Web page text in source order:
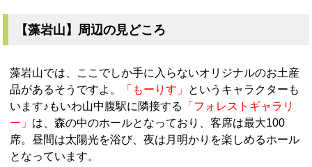
【藻岩山】周辺の見どころ
藻岩山では、ここでしか手に入らないオリジナルのお土産
品があるそうですよ。
「もーりす」 というキャラクターも
います♪もいわ山中腹駅に隣接する
「フォレストギャラリ
ー」 は、森の中のホールとなっており、客席は最大100
席。昼間は太陽光を浴び、夜は月明かりを楽しめるホール
となっています。